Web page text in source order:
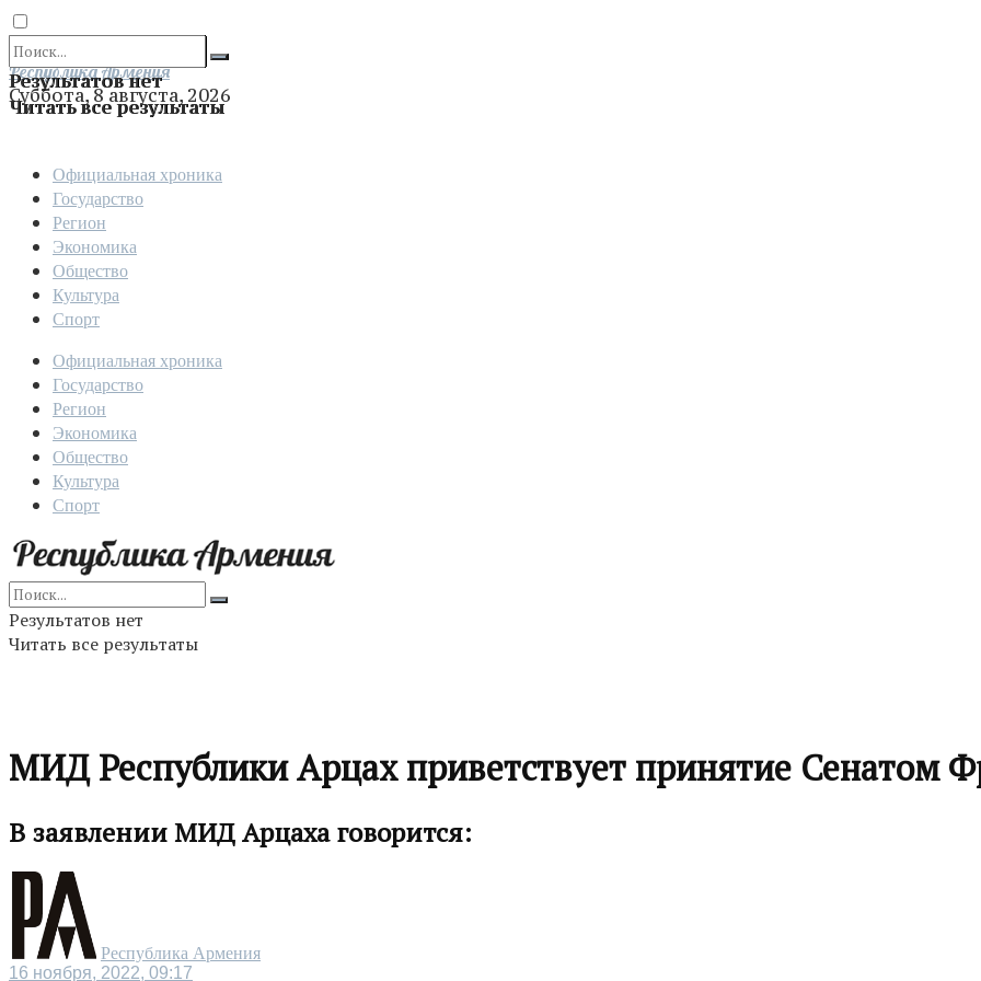
Результатов нет
Читать все результаты
Отправить
Республика Армения
Суббота, 8 августа, 2026
Официальная хроника
Государство
Регион
Экономика
Общество
Культура
Спорт
Официальная хроника
Государство
Регион
Экономика
Общество
Культура
Спорт
Результатов нет
Читать все результаты
МИД Республики Арцах приветствует принятие Сенатом
В заявлении МИД Арцаха говорится:
Республика Армения
16 ноября, 2022, 09:17